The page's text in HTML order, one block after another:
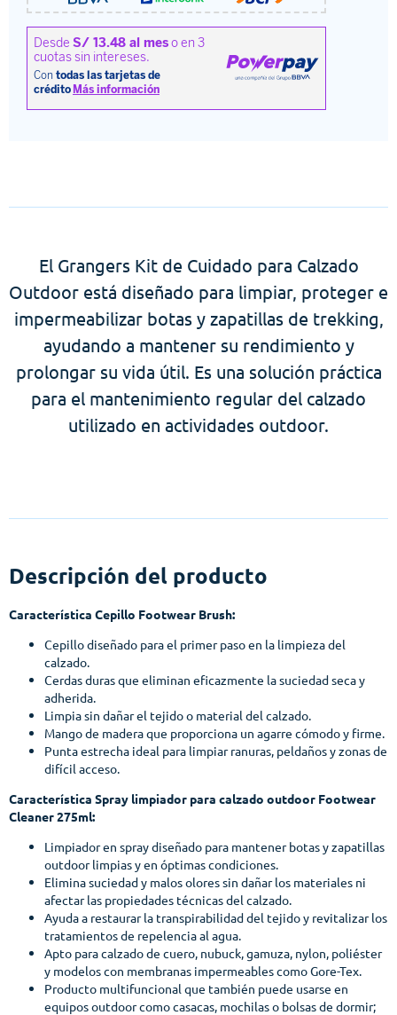
El Grangers Kit de Cuidado para Calzado
Outdoor está diseñado para limpiar, proteger e
impermeabilizar botas y zapatillas de trekking,
ayudando a mantener su rendimiento y
prolongar su vida útil. Es una solución práctica
para el mantenimiento regular del calzado
utilizado en actividades outdoor.
Descripción del producto
Característica Cepillo Footwear Brush:
Cepillo diseñado para el primer paso en la limpieza del
calzado.
Cerdas duras que eliminan eficazmente la suciedad seca y
adherida.
Limpia sin dañar el tejido o material del calzado.
Mango de madera que proporciona un agarre cómodo y firme.
Punta estrecha ideal para limpiar ranuras, peldaños y zonas de
difícil acceso.
Característica Spray limpiador para calzado outdoor Footwear
Cleaner 275ml:
Limpiador en spray diseñado para mantener botas y zapatillas
outdoor limpias y en óptimas condiciones.
Elimina suciedad y malos olores sin dañar los materiales ni
afectar las propiedades técnicas del calzado.
Ayuda a restaurar la transpirabilidad del tejido y revitalizar los
tratamientos de repelencia al agua.
Apto para calzado de cuero, nubuck, gamuza, nylon, poliéster
y modelos con membranas impermeables como Gore-Tex.
Producto multifuncional que también puede usarse en
equipos outdoor como casacas, mochilas o bolsas de dormir;